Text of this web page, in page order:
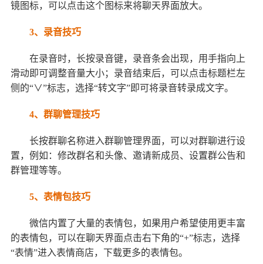
镜图标，可以点击这个图标来将聊天界面放大。
3、录音技巧
在录音时，长按录音键，录音条会出现，用手指向上
滑动即可调整音量大小；录音结束后，可以点击标题栏左
侧的“∨”标志，选择“转文字”即可将录音转录成文字。
4、群聊管理技巧
长按群聊名称进入群聊管理界面，可以对群聊进行设
置，例如：修改群名和头像、邀请新成员、设置群公告和
群管理等等。
5、表情包技巧
微信内置了大量的表情包，如果用户希望使用更丰富
的表情包，可以在聊天界面点击右下角的“+”标志，选择
“表情”进入表情商店，下载更多的表情包。